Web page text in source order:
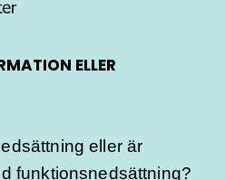
ELLER
eller är
funktionsnedsättning?